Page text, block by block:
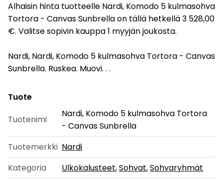
Alhaisin hinta tuotteelle Nardi, Komodo 5 kulmasohva
Tortora - Canvas Sunbrella on tällä hetkellä 3 528,00
€. Valitse sopivin kauppa 1 myyjän joukosta.
Nardi, Nardi, Komodo 5 kulmasohva Tortora - Canvas
Sunbrella. Ruskea. Muovi. . .
Tuote
Tuotenimi
Nardi, Komodo 5 kulmasohva Tortora
- Canvas Sunbrella
Tuotemerkki Nardi
Kategoria
Ulkokalusteet,Sohvat,Sohvaryhmät